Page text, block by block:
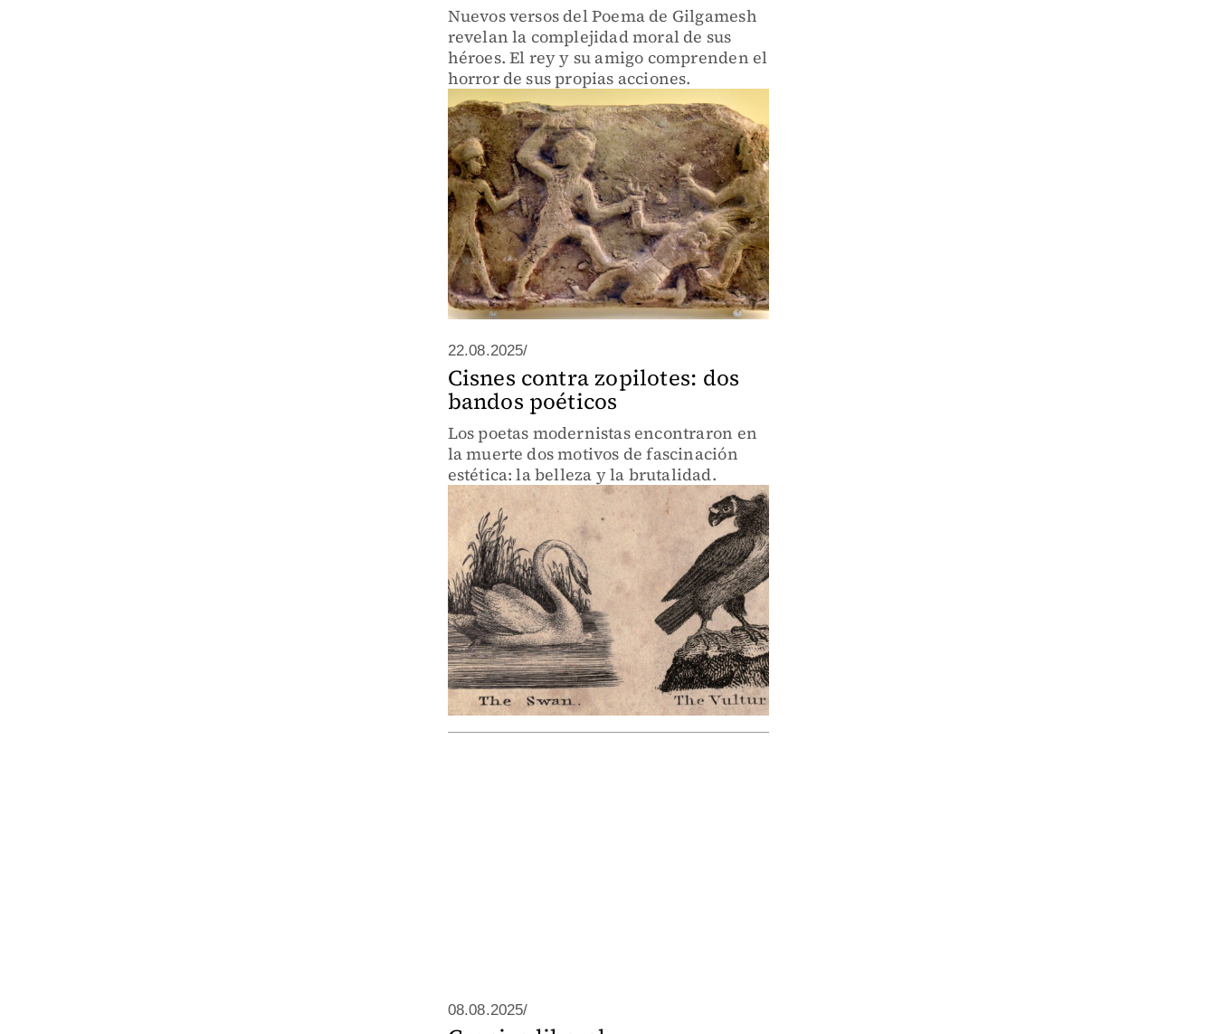
Nuevos versos del Poema de Gilgamesh
revelan la complejidad moral de sus
héroes. El rey y su amigo comprenden el
horror de sus propias acciones.
22.08.2025/
Cisnes contra zopilotes: dos
bandos poéticos
Los poetas modernistas encontraron en
la muerte dos motivos de fascinación
estética: la belleza y la brutalidad.
08.08.2025/